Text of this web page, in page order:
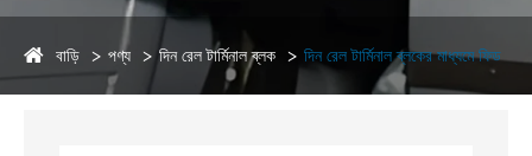
বাড়ি পণ্য দিন রেল টার্মিনাল ব্লক দিন রেল টার্মিনাল ব্লকের মাধ্যমে ফিড